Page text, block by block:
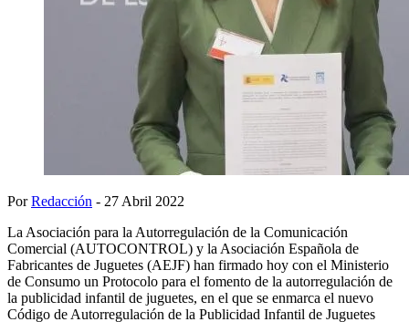
PorRedacción - 27 Abril 2022
La Asociación para la Autorregulación de la Comunicación
Comercial (AUTOCONTROL) y la Asociación Española de
Fabricantes de Juguetes (AEJF) han firmado hoy con el Ministerio
de Consumo un Protocolo para el fomento de la autorregulación de
la publicidad infantil de juguetes, en el que se enmarca el nuevo
Código de Autorregulación de la Publicidad Infantil de Juguetes